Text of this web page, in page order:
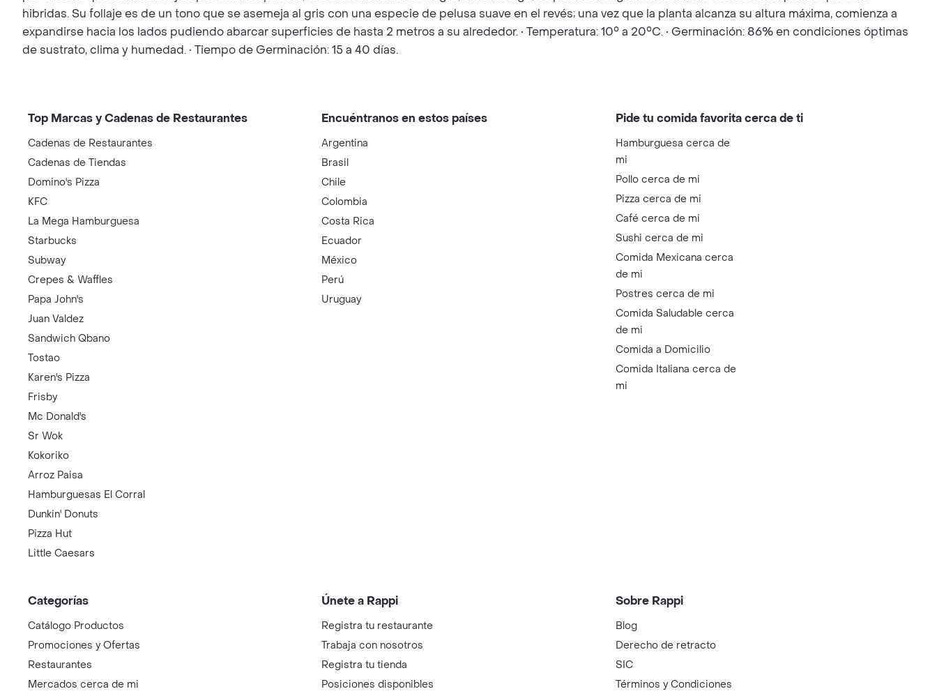
hibridas. Su follaje es de un tono que se asemeja al gris con una especie de pelusa suave en el revés; una vez que la planta alcanza su altura máxima, comienza a
expandirse hacia los lados pudiendo abarcar superficies de hasta 2 metros a su alrededor. • Temperatura: 10° a 20°C. • Germinación: 86% en condiciones óptimas
de sustrato, clima y humedad. • Tiempo de Germinación: 15 a 40 días.
Top Marcas y Cadenas de Restaurantes
Cadenas de Restaurantes
Cadenas de Tiendas
Domino's Pizza
KFC
La Mega Hamburguesa
Starbucks
Subway
Crepes & Waffles
Papa John's
Juan Valdez
Sandwich Qbano
Tostao
Karen's Pizza
Frisby
Mc Donald's
Sr Wok
Kokoriko
Arroz Paisa
Hamburguesas El Corral
Dunkin' Donuts
Pizza Hut
Little Caesars
Encuéntranos en estos países
Argentina
Brasil
Chile
Colombia
Costa Rica
Ecuador
México
Perú
Uruguay
Pide tu comida favorita cerca de ti
Hamburguesa cerca de
mi
Pollo cerca de mi
Pizza cerca de mi
Café cerca de mi
Sushi cerca de mi
Comida Mexicana cerca
de mi
Postres cerca de mi
Comida Saludable cerca
de mi
Comida a Domicilio
Comida Italiana cerca de
mi
Categorías
Catálogo Productos
Promociones y Ofertas
Restaurantes
Mercados cerca de mi
Únete a Rappi
Registra tu restaurante
Trabaja con nosotros
Registra tu tienda
Posiciones disponibles
Sobre Rappi
Blog
Derecho de retracto
SIC
Términos y Condiciones